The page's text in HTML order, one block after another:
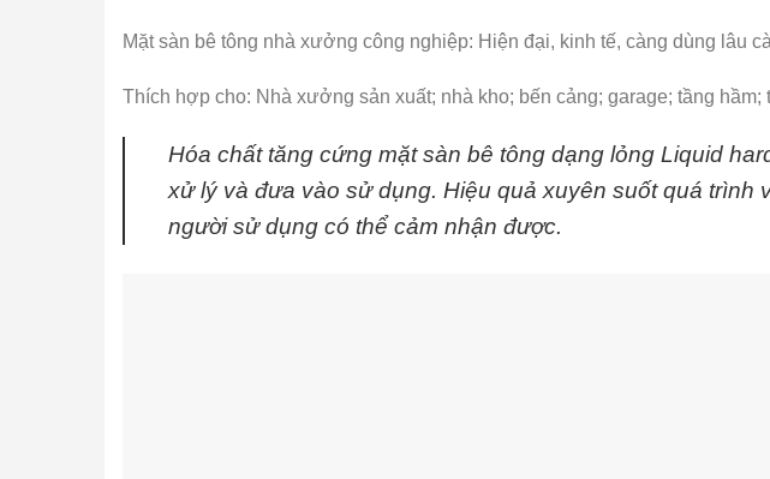
Mặt sàn bê tông nhà xưởng công nghiệp: Hiện đại, kinh tế, càng dùng lâu
Thích hợp cho: Nhà xưởng sản xuất; nhà kho; bến cảng; garage; tầng
Hóa chất tăng cứng mặt sàn bê tông dạng lỏng Liquid
xử lý và đưa vào sử dụng. Hiệu quả xuyên suốt quá trình
người sử dụng có thể cảm nhận được.